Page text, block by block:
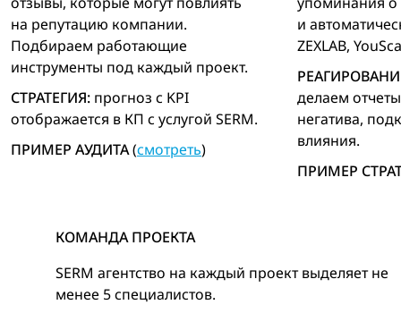
на репутацию компании.
Подбираем работающие
инструменты под каждый проект.
СТРАТЕГИЯ: прогноз с KPI
отображается в КП с услугой SERM.
ПРИМЕР АУДИТА(смотреть)
и
ZEXLAB,
делаем
негатива,
влияния.
ПРИМЕР
КОМАНДА ПРОЕКТА
SERM агентство на каждый проект выделяет не
менее 5 специалистов.